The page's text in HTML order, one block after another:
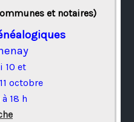
et notaires)
10 et
octobre
18 h